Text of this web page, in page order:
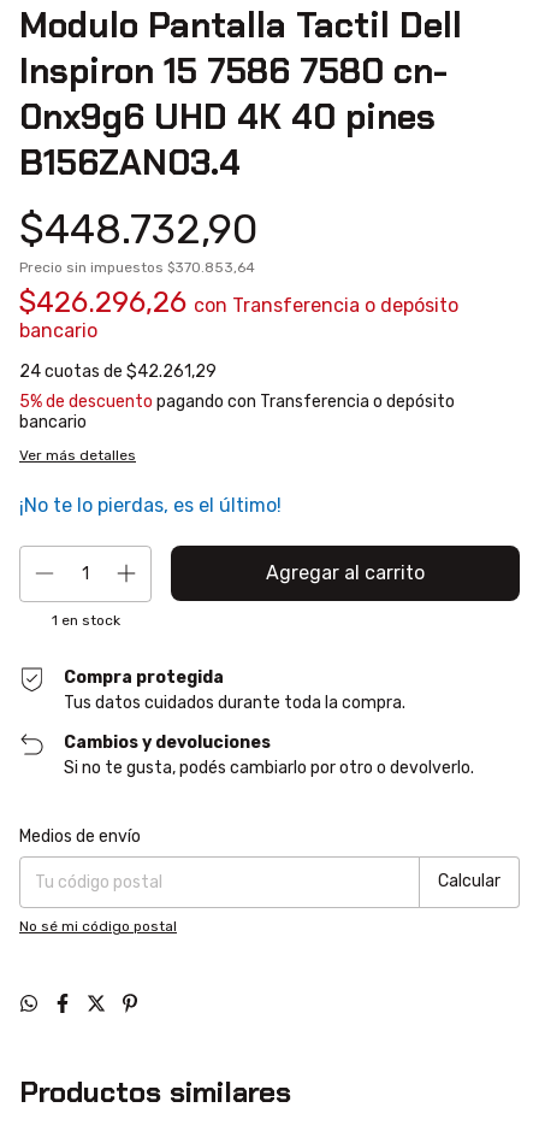
Modulo Pantalla Tactil Dell
Inspiron 15 7586 7580 cn-
0nx9g6 UHD 4K 40 pines
B156ZAN03.4
$448.732,90
Precio sin impuestos $370.853,64
$426.296,26 con Transferencia o depósito
bancario
24cuotas de $42.261,29
5% de descuento pagando con Transferencia o depósito
bancario
Ver más detalles
¡No te lo pierdas, es el último!
1 en stock
Compra protegida
Tus datos cuidados durante toda la compra.
Cambios y devoluciones
Si no te gusta, podés cambiarlo por otro o devolverlo.
Entregas para el CP:
Medios de envío
Calcular
No sé mi código postal
Productos similares